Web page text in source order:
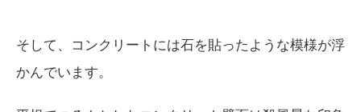
そして、コンクリートには石を貼ったような模様が浮
かんでいます。